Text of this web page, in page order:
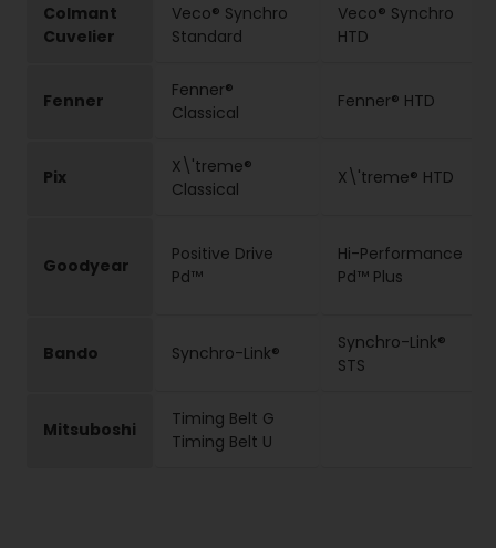
Colmant
Cuvelier
Veco® Synchro
Standard
Veco® Synchro
HTD
Fenner
Fenner®
Classical
Fenner® HTD
Pix
X\'treme®
Classical
X\'treme® HTD
Goodyear
Positive Drive
Pd™
Hi-Performance
Pd™ Plus
Bando Synchro-Link®
Synchro-Link®
STS
Mitsuboshi
Timing Belt G
Timing Belt U